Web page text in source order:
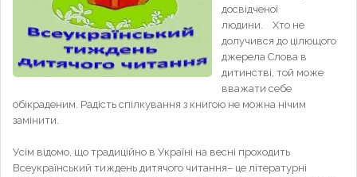
досвідченої
людини. Хто не
долучився до цілющого
джерела Слова в
дитинстві, той може
вважати себе
обікраденим. Радість спілкування з книгою не можна нічим
замінити.
Усім відомо, що традиційно в Україні на весні проходить
Всеукраїнський тиждень дитячого читання– це літературні